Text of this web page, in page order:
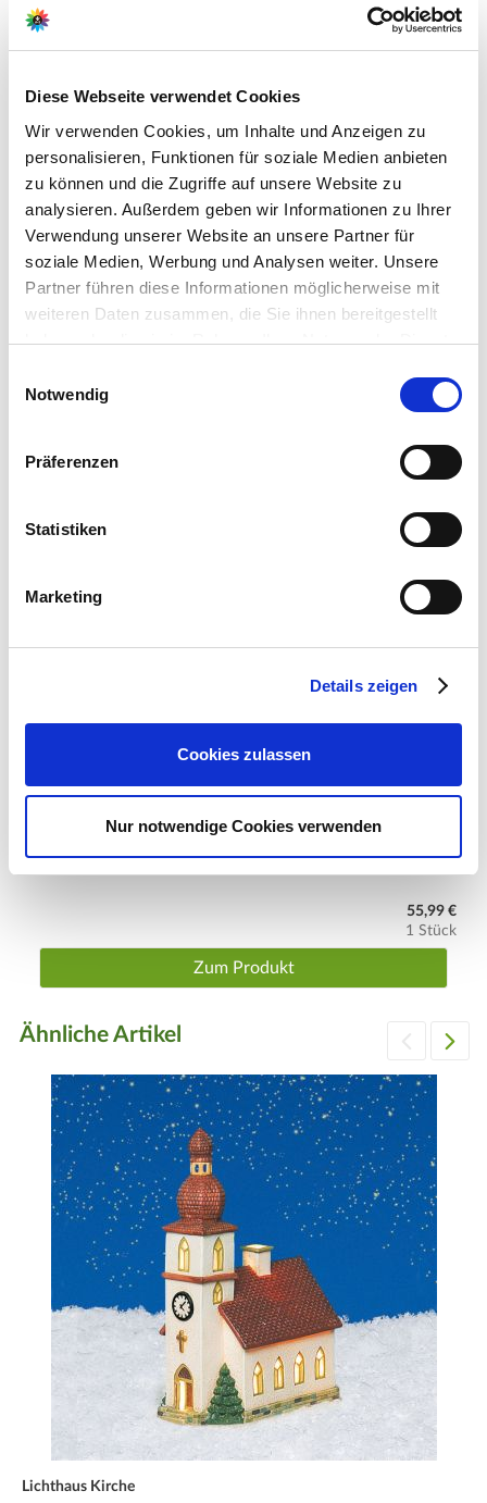
Diese Webseite verwendet Cookies
Wir verwenden Cookies, um Inhalte und Anzeigen zu
personalisieren, Funktionen für soziale Medien anbieten
zu können und die Zugriffe auf unsere Website zu
analysieren. Außerdem geben wir Informationen zu Ihrer
Verwendung unserer Website an unsere Partner für
soziale Medien, Werbung und Analysen weiter. Unsere
Partner führen diese Informationen möglicherweise mit
weiteren Daten zusammen, die Sie ihnen bereitgestellt
haben oder die sie im Rahmen Ihrer Nutzung der Dienste
betätigen Sie anschließend den "OK"-Button:
Notwendig
Präferenzen
Statistiken
Marketing
Details zeigen
Cookies zulassen
Nur notwendige Cookies verwenden
Hersteller/Importeur
Ahrens+Sieberz GmbH &
Co KG
Hauptstr. 440
53721 Siegburg
E-Mail: info@as-garten.de
Webseite: https://www.as-
garten.de
Zubehör Produkte
55,99 €
1 Stück
Zum Produkt
Ähnliche Artikel
Lichthaus Kirche